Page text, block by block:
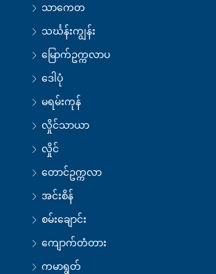
သာကေတ
သင်္ဃန်းကျွန်း
မြောက်ဥက္ကလာပ
ဒေါပုံ
မရမ်းကုန်
လှိုင်သာယာ
လှိုင်
တောင်ဥက္ကလာ
အင်းစိန်
စမ်းချောင်း
ကျောက်တံတား
ကမာရွတ်